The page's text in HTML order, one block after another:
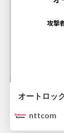
nttcom